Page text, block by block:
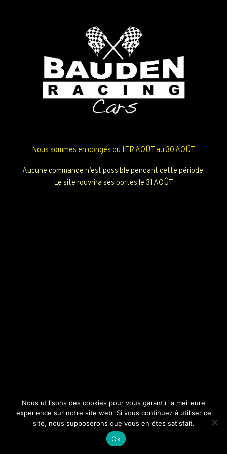
Nous sommes en congés du 1ER AOÛT au 30 AOÛT.
Aucune commande n’est possible pendant cette période.
Le site rouvrira ses portes le 31 AOÛT.
Nous utilisons des cookies pour vous garantir la meilleure
expérience sur notre site web. Si vous continuez à utiliser ce
site, nous supposerons que vous en êtes satisfait.
Ok